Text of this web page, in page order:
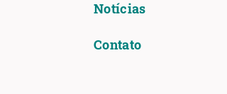
Notícias
Contato